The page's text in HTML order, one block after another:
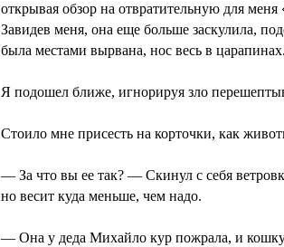
открывая обзор на отвратительную для
Завидев меня, она еще больше заскулила,
была местами вырвана, нос весь в царапинах.
Я подошел ближе, игнорируя зло
Стоило мне присесть на корточки, как
— За что вы ее так? — Скинул с себя
но весит куда меньше, чем надо.
— Она у деда Михайло кур пожрала, и кошку